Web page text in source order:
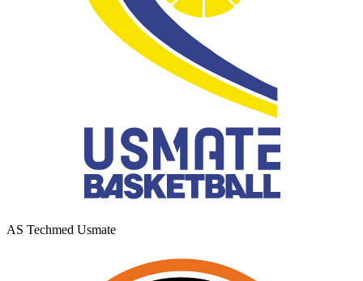
AS Techmed Usmate